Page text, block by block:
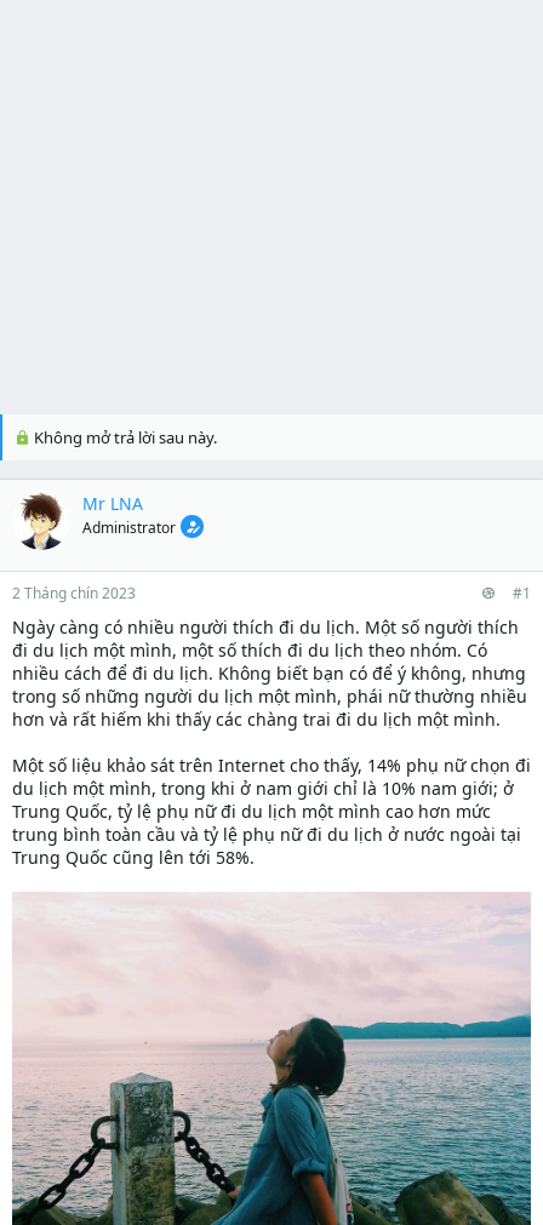
Không mở trả lời sau này.
Mr LNA
Administrator
2 Tháng chín 2023 #1
Ngày càng có nhiều người thích đi du lịch. Một số người thích
đi du lịch một mình, một số thích đi du lịch theo nhóm. Có
nhiều cách để đi du lịch. Không biết bạn có để ý không, nhưng
trong số những người du lịch một mình, phái nữ thường nhiều
hơn và rất hiếm khi thấy các chàng trai đi du lịch một mình.
Một số liệu khảo sát trên Internet cho thấy, 14% phụ nữ chọn đi
du lịch một mình, trong khi ở nam giới chỉ là 10% nam giới; ở
Trung Quốc, tỷ lệ phụ nữ đi du lịch một mình cao hơn mức
trung bình toàn cầu và tỷ lệ phụ nữ đi du lịch ở nước ngoài tại
Trung Quốc cũng lên tới 58%.